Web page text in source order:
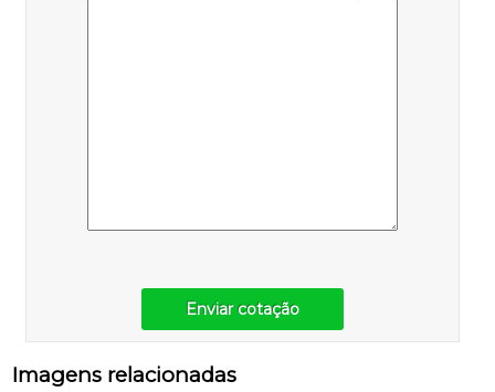
Enviar cotação
Imagens relacionadas